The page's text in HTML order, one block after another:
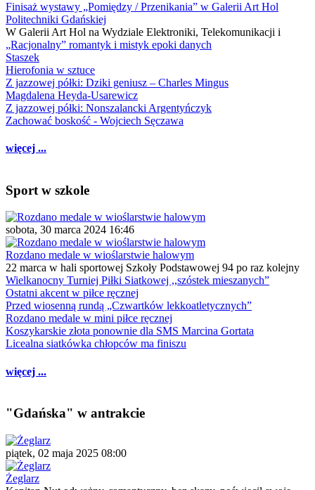
Finisaż wystawy „Pomiędzy / Przenikania” w Galerii Art Hol
Politechniki Gdańskiej
W Galerii Art Hol na Wydziale Elektroniki, Telekomunikacji i
„Racjonalny” romantyk i mistyk epoki danych
Staszek
Hierofonia w sztuce
Z jazzowej półki: Dziki geniusz – Charles Mingus
Magdalena Heyda-Usarewicz
Z jazzowej półki: Nonszalancki Argentyńczyk
Zachować boskość - Wojciech Sęczawa
więcej ...
Sport w szkole
sobota, 30 marca 2024 16:46
Rozdano medale w wioślarstwie halowym
22 marca w hali sportowej Szkoły Podstawowej 94 po raz kolejny
Wielkanocny Turniej Piłki Siatkowej ,,szóstek mieszanych”
Ostatni akcent w piłce ręcznej
Przed wiosenną rundą „Czwartków lekkoatletycznych”
Rozdano medale w mini piłce ręcznej
Koszykarskie złota ponownie dla SMS Marcina Gortata
Licealna siatkówka chłopców ma finiszu
więcej ...
"Gdańska" w antrakcie
piątek, 02 maja 2025 08:00
Żeglarz